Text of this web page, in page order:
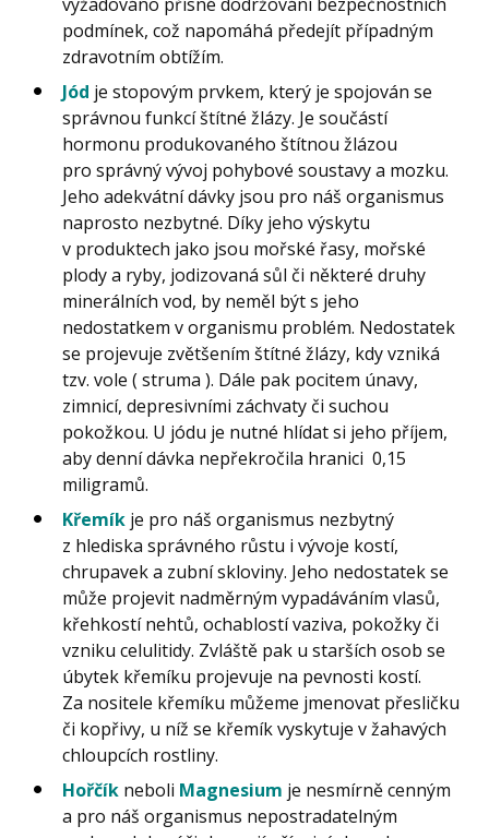
vyžadováno přísné dodržování bezpečnostních
podmínek, což napomáhá předejít případným
zdravotním obtížím.
Jód je stopovým prvkem, který je spojován se
správnou funkcí štítné žlázy. Je součástí
hormonu produkovaného štítnou žlázou
pro správný vývoj pohybové soustavy a mozku.
Jeho adekvátní dávky jsou pro náš organismus
naprosto nezbytné. Díky jeho výskytu
v produktech jako jsou mořské řasy, mořské
plody a ryby, jodizovaná sůl či některé druhy
minerálních vod, by neměl být s jeho
nedostatkem v organismu problém. Nedostatek
se projevuje zvětšením štítné žlázy, kdy vzniká
tzv. vole ( struma ). Dále pak pocitem únavy,
zimnicí, depresivními záchvaty či suchou
pokožkou. U jódu je nutné hlídat si jeho příjem,
aby denní dávka nepřekročila hranici 0,15
miligramů.
Křemík je pro náš organismus nezbytný
z hlediska správného růstu i vývoje kostí,
chrupavek a zubní skloviny. Jeho nedostatek se
může projevit nadměrným vypadáváním vlasů,
křehkostí nehtů, ochablostí vaziva, pokožky či
vzniku celulitidy. Zvláště pak u starších osob se
úbytek křemíku projevuje na pevnosti kostí.
Za nositele křemíku můžeme jmenovat přesličku
či kopřivy, u níž se křemík vyskytuje v žahavých
chloupcích rostliny.
Hořčík neboli Magnesium je nesmírně cenným
a pro náš organismus nepostradatelným